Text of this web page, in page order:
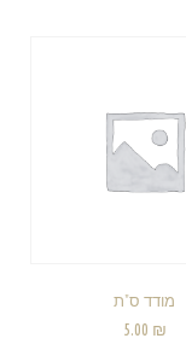
מודד ס"ת
5.00 ₪